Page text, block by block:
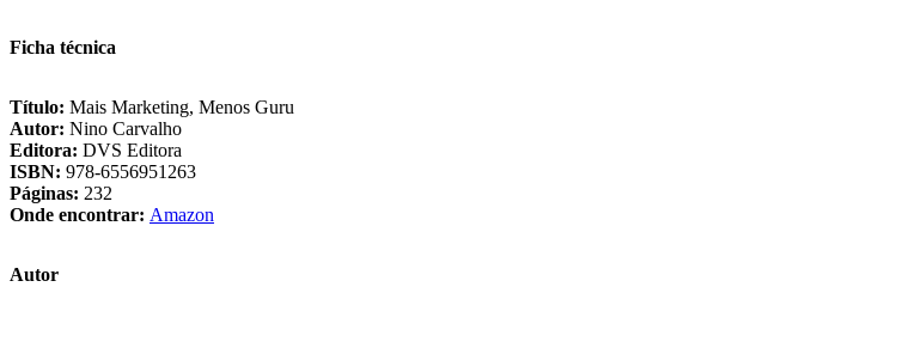
Ficha técnica
Título: Mais Marketing, Menos Guru
Autor: Nino Carvalho
Editora: DVS Editora
ISBN: 978-6556951263
Páginas: 232
Onde encontrar: Amazon
Autor